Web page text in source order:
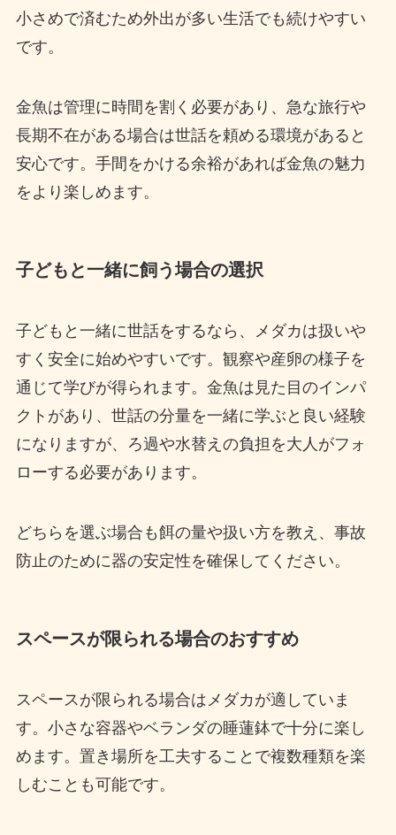
小さめで済むため外出が多い生活でも続けやすい
です。
金魚は管理に時間を割く必要があり、急な旅行や
長期不在がある場合は世話を頼める環境があると
安心です。手間をかける余裕があれば金魚の魅力
をより楽しめます。
子どもと一緒に飼う場合の選択
子どもと一緒に世話をするなら、メダカは扱いや
すく安全に始めやすいです。観察や産卵の様子を
通じて学びが得られます。金魚は見た目のインパ
クトがあり、世話の分量を一緒に学ぶと良い経験
になりますが、ろ過や水替えの負担を大人がフォ
ローする必要があります。
どちらを選ぶ場合も餌の量や扱い方を教え、事故
防止のために器の安定性を確保してください。
スペースが限られる場合のおすすめ
スペースが限られる場合はメダカが適していま
す。小さな容器やベランダの睡蓮鉢で十分に楽し
めます。置き場所を工夫することで複数種類を楽
しむことも可能です。